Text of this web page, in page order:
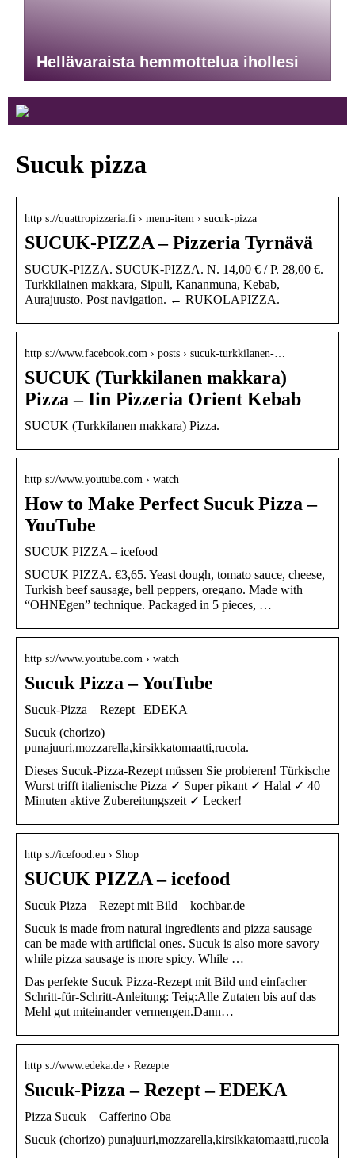
Hellävaraista hemmottelua ihollesi
Sucuk pizza
http s://quattropizzeria.fi › menu-item › sucuk-pizza
SUCUK-PIZZA – Pizzeria Tyrnävä
SUCUK-PIZZA. SUCUK-PIZZA. N. 14,00 € / P. 28,00 €.
Turkkilainen makkara, Sipuli, Kananmuna, Kebab,
Aurajuusto. Post navigation. ← RUKOLAPIZZA.
http s://www.facebook.com › posts › sucuk-turkkilanen-…
SUCUK (Turkkilanen makkara)
Pizza – Iin Pizzeria Orient Kebab
SUCUK (Turkkilanen makkara) Pizza.
http s://www.youtube.com › watch
How to Make Perfect Sucuk Pizza –
YouTube
SUCUK PIZZA – icefood
SUCUK PIZZA. €3,65. Yeast dough, tomato sauce, cheese,
Turkish beef sausage, bell peppers, oregano. Made with
“OHNEgen” technique. Packaged in 5 pieces, …
http s://www.youtube.com › watch
Sucuk Pizza – YouTube
Sucuk-Pizza – Rezept | EDEKA
Sucuk (chorizo)
punajuuri,mozzarella,kirsikkatomaatti,rucola.
Dieses Sucuk-Pizza-Rezept müssen Sie probieren! Türkische
Wurst trifft italienische Pizza ✓ Super pikant ✓ Halal ✓ 40
Minuten aktive Zubereitungszeit ✓ Lecker!
http s://icefood.eu › Shop
SUCUK PIZZA – icefood
Sucuk Pizza – Rezept mit Bild – kochbar.de
Sucuk is made from natural ingredients and pizza sausage
can be made with artificial ones. Sucuk is also more savory
while pizza sausage is more spicy. While …
Das perfekte Sucuk Pizza-Rezept mit Bild und einfacher
Schritt-für-Schritt-Anleitung: Teig:Alle Zutaten bis auf das
Mehl gut miteinander vermengen.Dann…
http s://www.edeka.de › Rezepte
Sucuk-Pizza – Rezept – EDEKA
Pizza Sucuk – Cafferino Oba
Sucuk (chorizo) punajuuri,mozzarella,kirsikkatomaatti,rucola